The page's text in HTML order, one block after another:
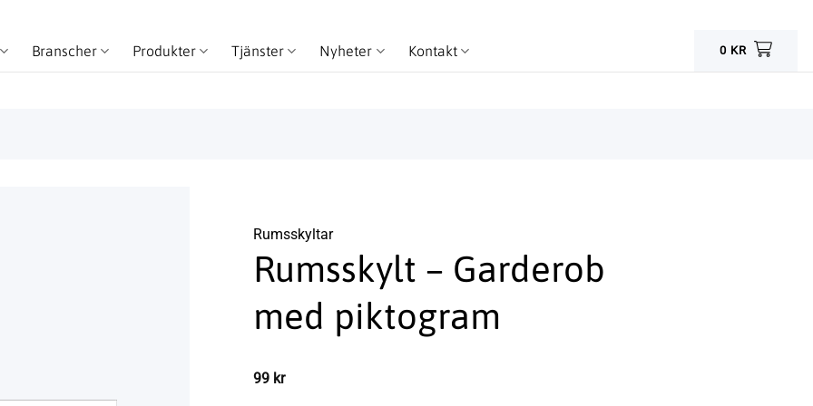
Branscher Produkter Tjänster Nyheter Kontakt 0 KR
Rums­skyltar
Rumsskylt – Garderob
med piktogram
99 kr